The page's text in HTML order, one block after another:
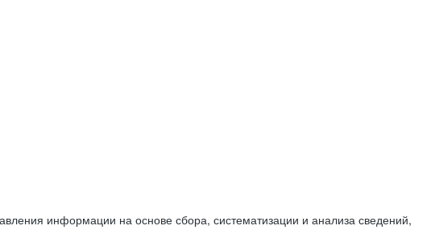
информации на основе сбора, систематизации и анализа сведений,